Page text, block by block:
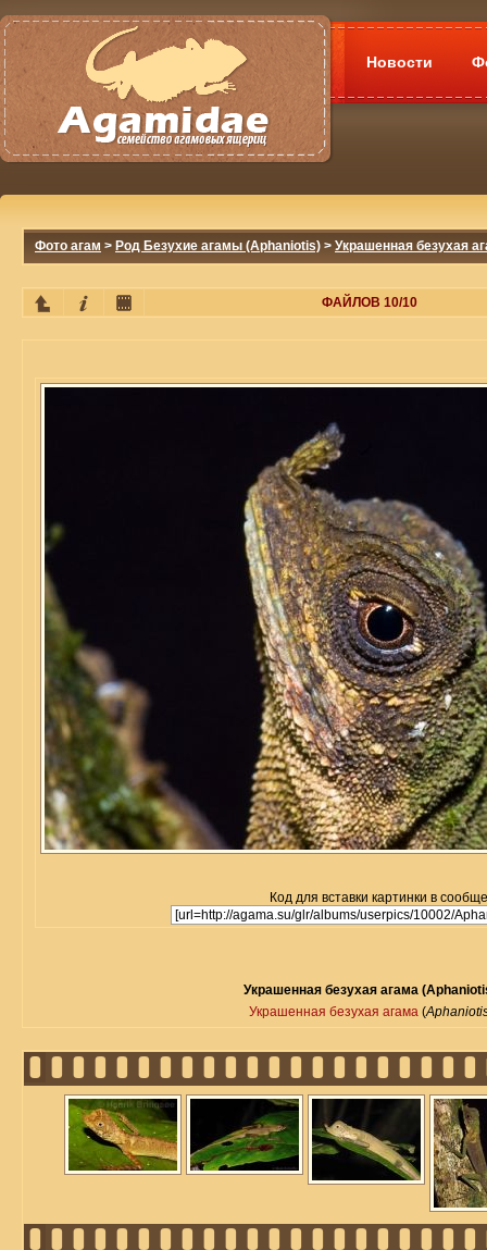
Новости
Фото агам > Род Безухие агамы (Aphaniotis) > Украшенная безухая
ФАЙЛОВ 10/10
Код для вставки картинки в
Украшенная безухая агама
Украшенная безухая агама (